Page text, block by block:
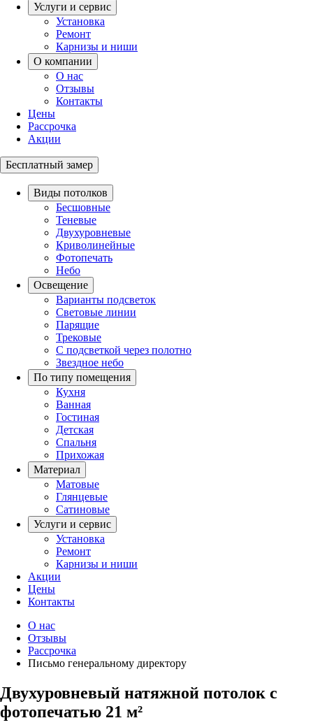
Услуги и сервис
Установка
Ремонт
Карнизы и ниши
О компании
О нас
Отзывы
Контакты
Цены
Рассрочка
Акции
Бесплатный замер
Виды потолков
Бесшовные
Теневые
Двухуровневые
Криволинейные
Фотопечать
Небо
Освещение
Варианты подсветок
Световые линии
Парящие
Трековые
С подсветкой через полотно
Звездное небо
По типу помещения
Кухня
Ванная
Гостиная
Детская
Спальня
Прихожая
Материал
Матовые
Глянцевые
Сатиновые
Услуги и сервис
Установка
Ремонт
Карнизы и ниши
Акции
Цены
Контакты
О нас
Отзывы
Рассрочка
Письмо генеральному директору
Двухуровневый натяжной потолок с
фотопечатью 21 м²